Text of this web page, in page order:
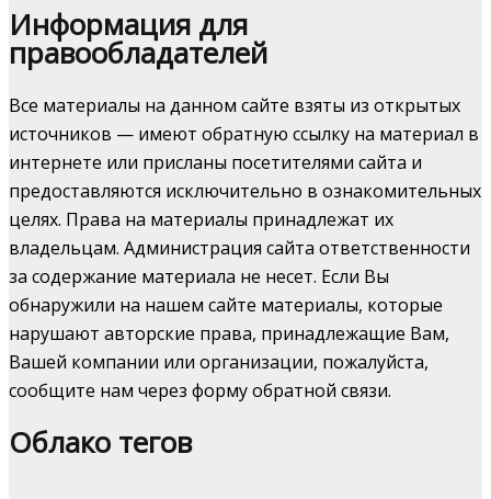
Информация для
правообладателей
Все материалы на данном сайте взяты из открытых
источников — имеют обратную ссылку на материал в
интернете или присланы посетителями сайта и
предоставляются исключительно в ознакомительных
целях. Права на материалы принадлежат их
владельцам. Администрация сайта ответственности
за содержание материала не несет. Если Вы
обнаружили на нашем сайте материалы, которые
нарушают авторские права, принадлежащие Вам,
Вашей компании или организации, пожалуйста,
сообщите нам через форму обратной связи.
Облако тегов